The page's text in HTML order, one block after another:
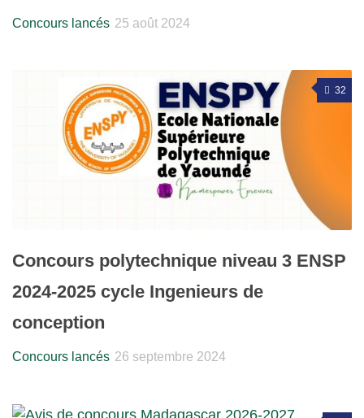
Concours lancés 25 août 2024
32
Concours polytechnique niveau 3 ENSP
2024-2025 cycle Ingenieurs de
conception
Concours lancés 26 septembre 2024